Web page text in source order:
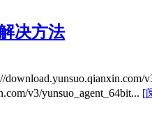
决方法
v3/yunsuo_agent_64bit... [